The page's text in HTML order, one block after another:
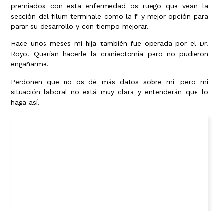
premiados con esta enfermedad os ruego que vean la
sección del filum terminale como la 1º y mejor opción para
parar su desarrollo y con tiempo mejorar.
Hace unos meses mi hija también fue operada por el Dr.
Royo. Querían hacerle la craniectomía pero no pudieron
engañarme.
Perdonen que no os dé más datos sobre mí, pero mi
situación laboral no está muy clara y entenderán que lo
haga así.